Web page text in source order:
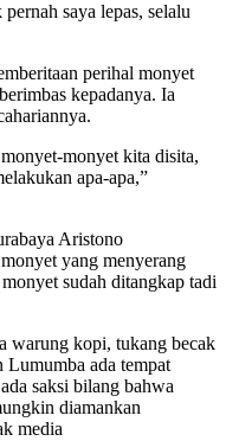
saya lepas, selalu
perihal monyet
kepadanya. Ia
monyet kita disita,
apa-apa,”
Aristono
yang menyerang
sudah ditangkap tadi
warung kopi, tukang becak
Lumumba ada tempat
saksi bilang bahwa
diamankan
media